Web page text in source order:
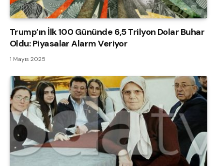
Trump’ın İlk 100 Gününde 6,5 Trilyon Dolar Buhar
Oldu: Piyasalar Alarm Veriyor
1 Mayıs 2025